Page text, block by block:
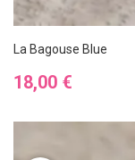
La Bagouse Blue
Prix
18,00 €